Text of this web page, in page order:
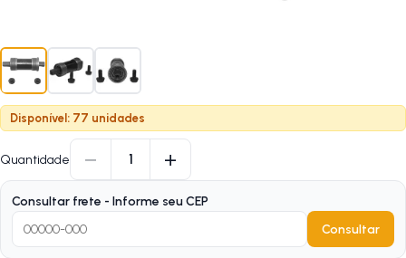
Disponível: 77 unidades
Quantidade − 1 +
Consultar frete - Informe seu CEP
Consultar